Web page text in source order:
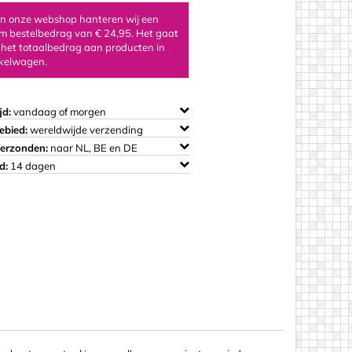
onze webshop hanteren wij een
bestelbedrag van € 24,95. Het gaat
het totaalbedrag aan producten in
vandaag of morgen
wereldwijde verzending
naar NL, BE en DE
14 dagen